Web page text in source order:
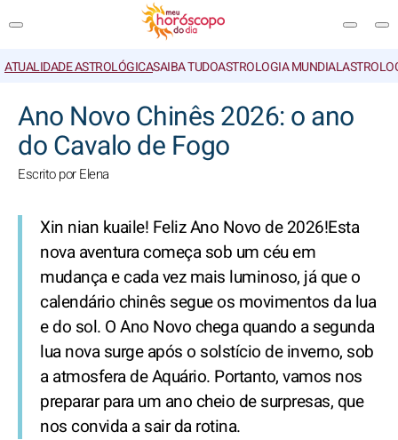
ATUALIDADE ASTROLÓGICASAIBA TUDOASTROLOGIA MUNDIAL
Ano Novo Chinês 2026: o ano
do Cavalo de Fogo
Escrito por Elena
Xin nian kuaile! Feliz Ano Novo de 2026!Esta
nova aventura começa sob um céu em
mudança e cada vez mais luminoso, já que o
calendário chinês segue os movimentos da lua
e do sol. O Ano Novo chega quando a segunda
lua nova surge após o solstício de inverno, sob
a atmosfera de Aquário. Portanto, vamos nos
preparar para um ano cheio de surpresas, que
nos convida a sair da rotina.